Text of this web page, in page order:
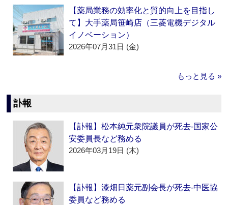
【薬局業務の効率化と質的向上を目指し
て】大手薬局笹崎店（三菱電機デジタル
イノベーション）
2026年07月31日 (金)
もっと見る »
訃報
【訃報】松本純元衆院議員が死去‐国家公
安委員長など務める
2026年03月19日 (木)
【訃報】漆畑日薬元副会長が死去‐中医協
委員など務める